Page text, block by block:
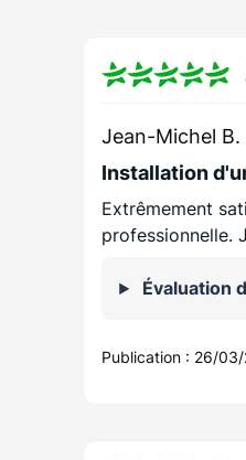
Jean-Michel B.
Installation
Extrêmement
professionnelle.
Évaluation
Publication : 26/